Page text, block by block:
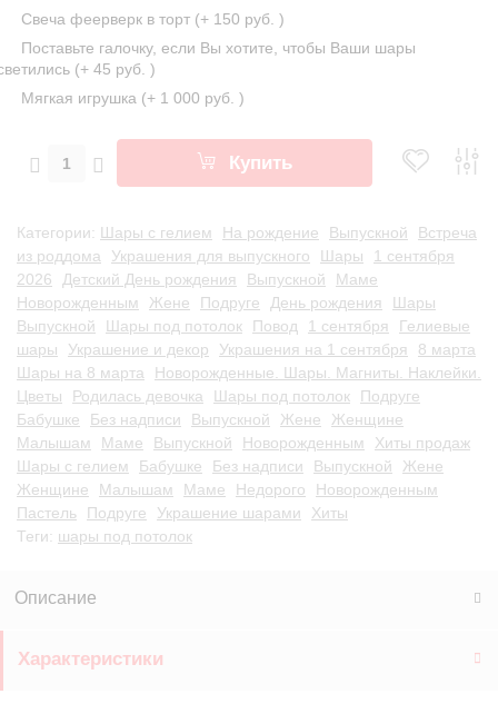
Свеча феерверк в торт (+ 150 руб. )
Поставьте галочку, если Вы хотите, чтобы Ваши шары
(+ 45 руб. )
Мягкая игрушка (+ 1 000 руб. )
Купить
Категории: Шары с гелием На рождение Выпускной
Встреча
из роддома
Украшения для выпускного Шары
1 сентября
2026
Детский День рождения Выпускной
Маме
Новорожденным
Жене Подруге День рождения
Шары
Выпускной
Шары под потолок Повод 1 сентября
Гелиевые
шары
Украшение и декор Украшения на 1 сентября
8 марта
Шары на 8 марта
Новорожденные. Шары. Магниты. Наклейки.
Цветы
Родилась девочка Шары под потолок
Подруге
Бабушке
Без надписи Выпускной Жене
Женщине
Малышам
Маме Выпускной Новорожденным
Хиты продаж
Шары с гелием
Бабушке Без надписи Выпускной
Жене
Женщине
Малышам Маме Недорого
Новорожденным
Пастель
Подруге Украшение шарами
Хиты
Теги: шары под потолок
Описание
Характеристики